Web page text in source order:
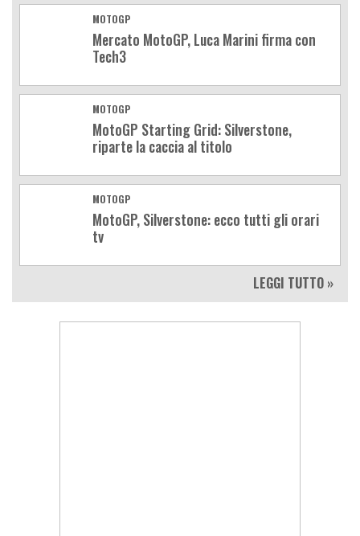
MOTOGP
Mercato MotoGP, Luca Marini firma con
Tech3
MOTOGP
MotoGP Starting Grid: Silverstone,
riparte la caccia al titolo
MOTOGP
MotoGP, Silverstone: ecco tutti gli orari
tv
LEGGI TUTTO »